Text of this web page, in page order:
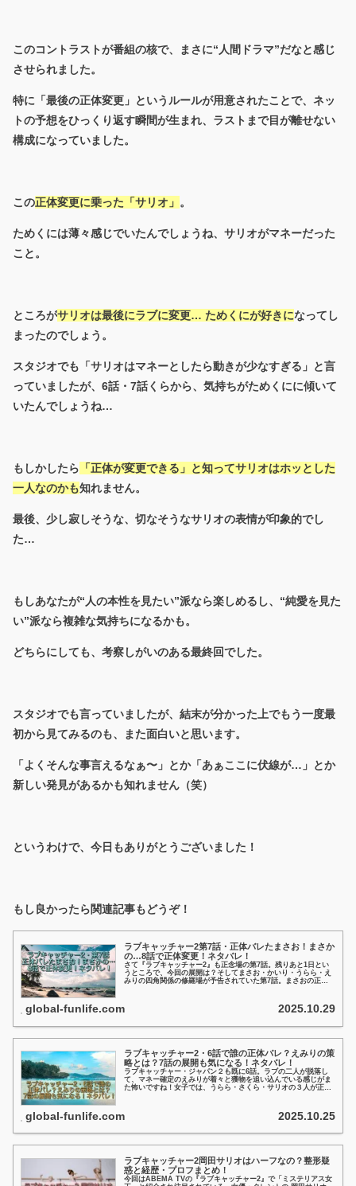
このコントラストが番組の核で、まさに“人間ドラマ”だなと感じ
させられました。
特に「最後の正体変更」というルールが用意されたことで、ネッ
トの予想をひっくり返す瞬間が生まれ、ラストまで目が離せない
構成になっていました。
この正体変更に乗った「サリオ」 。
ためくには薄々感じでいたんでしょうね、サリオがマネーだった
こと。
ところがサリオは最後にラブに変更… ためくにが好きになってし
まったのでしょう。
スタジオでも「サリオはマネーとしたら動きが少なすぎる」と言
っていましたが、6話・7話くらから、気持ちがためくにに傾いて
いたんでしょうね…
もしかしたら 「正体が変更できる」と知ってサリオはホッとした
一人なのかも知れません。
最後、少し寂しそうな、切なそうなサリオの表情が印象的でし
た…
もしあなたが“人の本性を見たい”派なら楽しめるし、“純愛を見た
い”派なら複雑な気持ちになるかも。
どちらにしても、考察しがいのある最終回でした。
スタジオでも言っていましたが、結末が分かった上でもう一度最
初から見てみるのも、また面白いと思います。
「よくそんな事言えるなぁ〜」とか「あぁここに伏線が…」とか
新しい発見があるかも知れません（笑）
というわけで、今日もありがとうございました！
もし良かったら関連記事もどうぞ！
ラブキャッチャー2第7話・正体バレたまさお！まさか
の…8話で正体変更！ネタバレ！
さて『ラブキャッチャー2』も正念場の第7話。残りあと1日とい
うところで、今回の展開は？そしてまさお・かいり・うらら・え
みりの四角関係の修羅場が予告されていた第7話。まさおの正体
global-funlife.com 2025.10.29
ラブキャッチャー2・6話で誰の正体バレ？えみりの策
略とは？7話の展開も気になる！ネタバレ！
ラブキャッチャー・ジャパン２も既に6話。ラブの二人が脱落し
て、マネー確定のえみりが着々と獲物を追い込んでいる感じがま
た怖いですね！女子では、うらら・さくら・サリオの３人が正体
global-funlife.com 2025.10.25
ラブキャッチャー2岡田サリオはハーフなの？整形疑
惑と経歴・プロフまとめ！
今回はABEMA TVの『ラブキャッチャー2』で「ミステリアス女